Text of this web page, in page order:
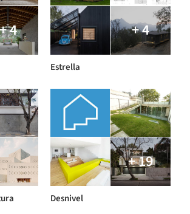
+ 4 + 4
Estrella
+ 19
Desnivel